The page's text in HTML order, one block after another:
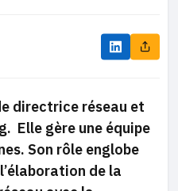
directrice réseau et
Elle gère une équipe
Son rôle englobe
de la